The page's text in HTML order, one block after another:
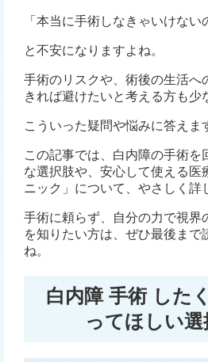
「本当に手術しなきゃいけない
と不安になりますよね。
手術のリスクや、術後の生活へ
きれば避けたいと考える方も少
こういった疑問や悩みに答えま
この記事では、白内障の手術を
な選択肢や、安心して使える医
ニック」について、やさしく詳
手術に頼らず、自分の力で視界
を知りたい方は、ぜひ最後まで
ね。
白内障 手術 した
ってほしい選